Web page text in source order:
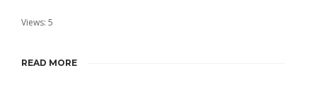
Views: 5
READ MORE